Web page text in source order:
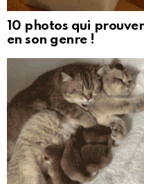
10 photos qui
en son genre !